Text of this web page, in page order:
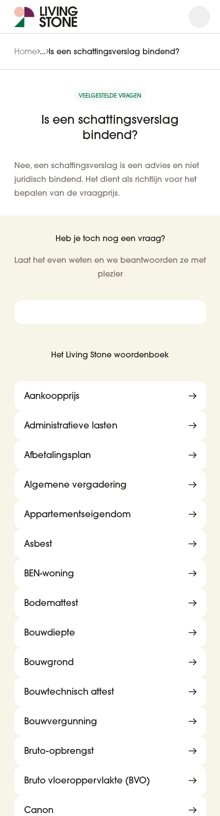
Home ... Is een schattingsverslag bindend?
VEELGESTELDE VRAGEN
Is een schattingsverslag
bindend?
Nee, een schattingsverslag is een advies en niet
juridisch bindend. Het dient als richtlijn voor het
bepalen van de vraagprijs.
Heb je toch nog een vraag?
Laat het even weten en we beantwoorden ze met
plezier
Het Living Stone woordenboek
Aankoopprijs
Administratieve lasten
Afbetalingsplan
Algemene vergadering
Appartementseigendom
Asbest
BEN-woning
Bodemattest
Bouwdiepte
Bouwgrond
Bouwtechnisch attest
Bouwvergunning
Bruto-opbrengst
Bruto vloeroppervlakte (BVO)
Canon